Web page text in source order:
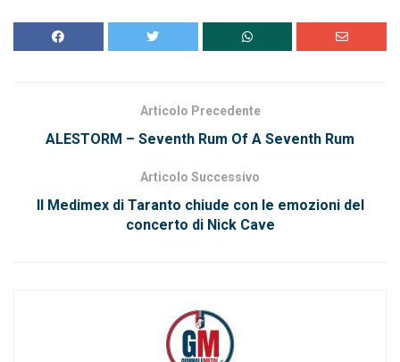
Articolo Precedente
ALESTORM – Seventh Rum Of A Seventh Rum
Articolo Successivo
Il Medimex di Taranto chiude con le emozioni del
concerto di Nick Cave